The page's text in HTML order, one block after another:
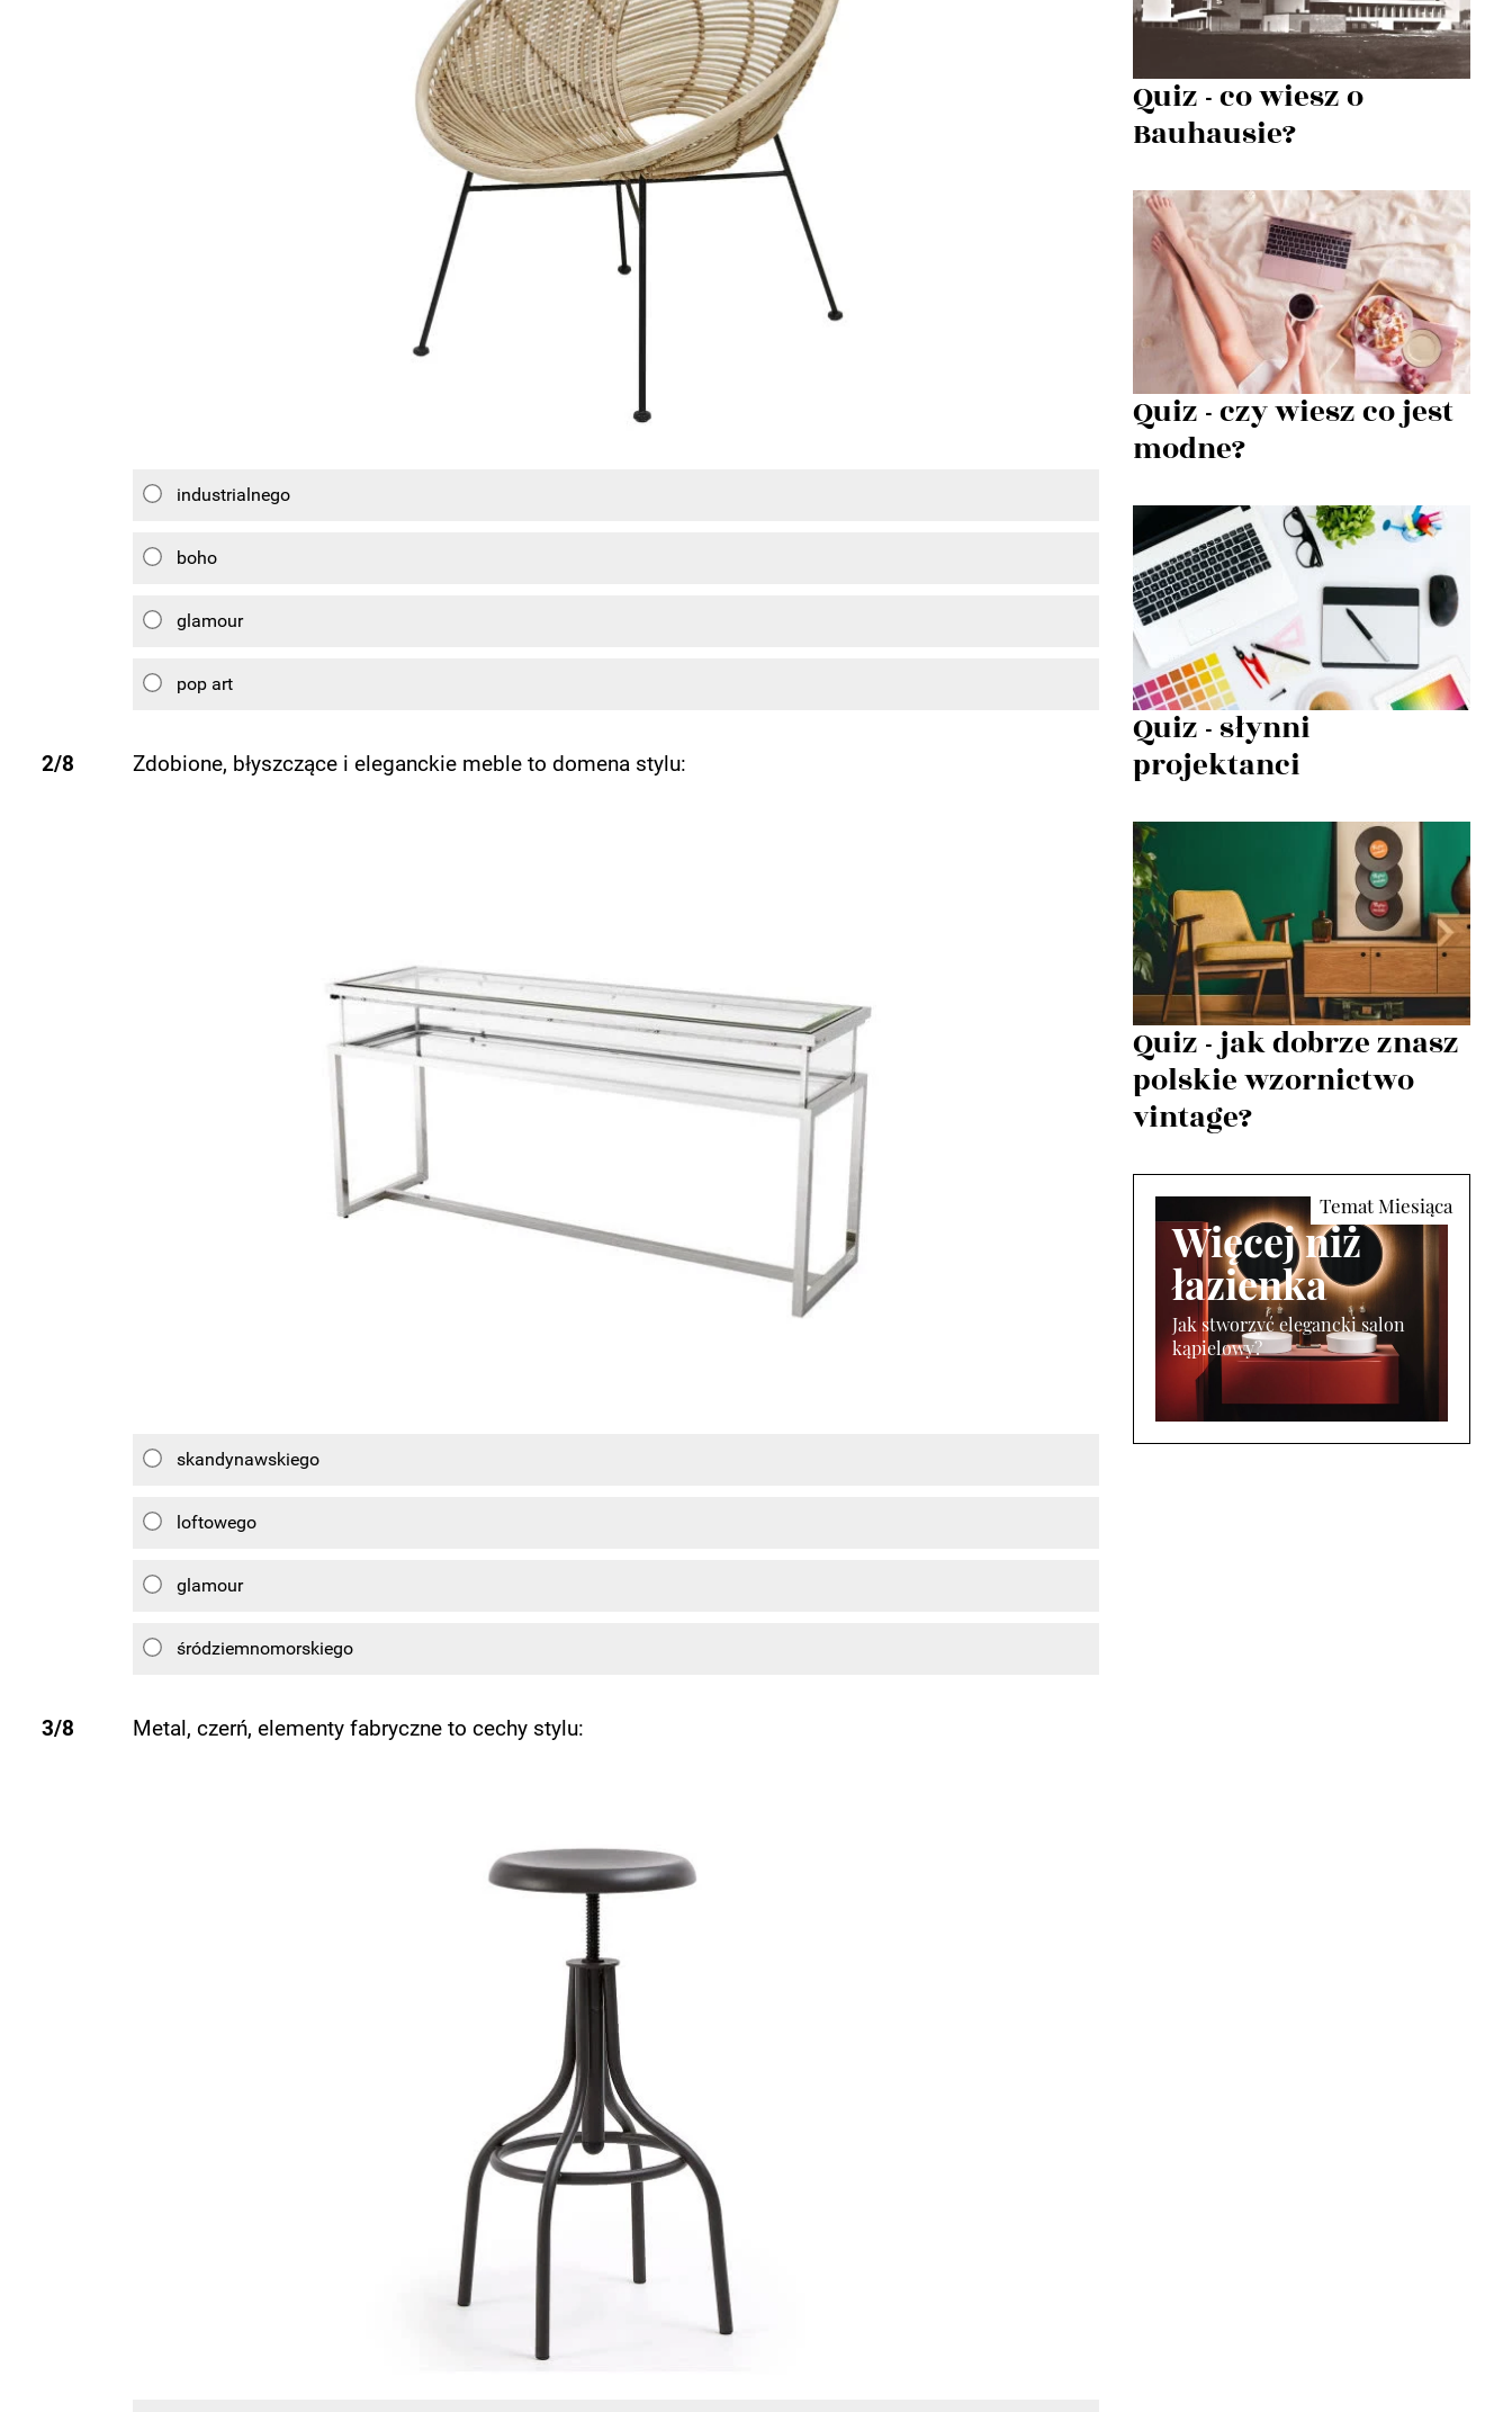
industrialnego
boho
glamour
pop art
2/8 Zdobione, błyszczące i eleganckie meble to domena stylu:
skandynawskiego
loftowego
glamour
śródziemnomorskiego
3/8 Metal, czerń, elementy fabryczne to cechy stylu:
Quiz - co wiesz o
Bauhausie?
Quiz - czy wiesz co jest
modne?
Quiz - słynni
projektanci
Quiz - jak dobrze znasz
polskie wzornictwo
vintage?
Więcej niż
łazienka
Jak stworzyć elegancki salon
kąpielowy?